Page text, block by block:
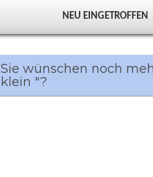
NEU EINGETROFFEN
Sie wünschen noch
klein "?